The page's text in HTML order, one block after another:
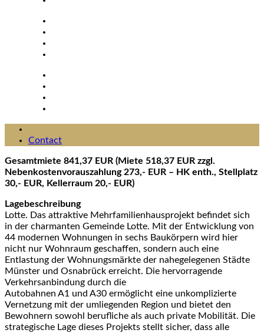
Contact
Gesamtmiete 841,37 EUR (Miete 518,37 EUR zzgl.
Nebenkostenvorauszahlung 273,- EUR – HK enth., Stellplatz
30,- EUR, Kellerraum 20,- EUR)
Lagebeschreibung
Lotte. Das attraktive Mehrfamilienhausprojekt befindet sich
in der charmanten Gemeinde Lotte. Mit der Entwicklung von
44 modernen Wohnungen in sechs Baukörpern wird hier
nicht nur Wohnraum geschaffen, sondern auch eine
Entlastung der Wohnungsmärkte der nahegelegenen Städte
Münster und Osnabrück erreicht. Die hervorragende
Verkehrsanbindung durch die
Autobahnen A1 und A30 ermöglicht eine unkomplizierte
Vernetzung mit der umliegenden Region und bietet den
Bewohnern sowohl berufliche als auch private Mobilität. Die
strategische Lage dieses Projekts stellt sicher, dass alle